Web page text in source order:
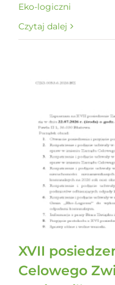
Eko-logiczni
Czytaj dalej
XVII
Celowego